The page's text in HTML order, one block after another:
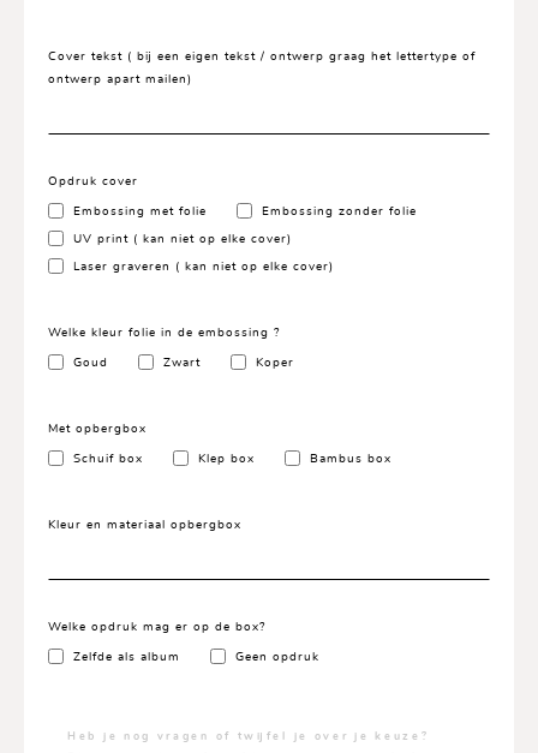
Cover tekst ( bij een eigen tekst / ontwerp graag het lettertype of
ontwerp apart mailen)
Opdruk cover
Embossing met folie
Embossing zonder folie
UV print ( kan niet op elke cover)
Laser graveren ( kan niet op elke cover)
Welke kleur folie in de embossing ?
Goud
Zwart Koper
Met opbergbox
Schuif box
Klep box Bambus box
Kleur en materiaal opbergbox
Welke opdruk mag er op de box?
Zelfde als album
Geen opdruk